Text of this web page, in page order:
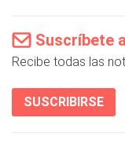
Suscríbete
Recibe todas las
SUSCRIBIRSE